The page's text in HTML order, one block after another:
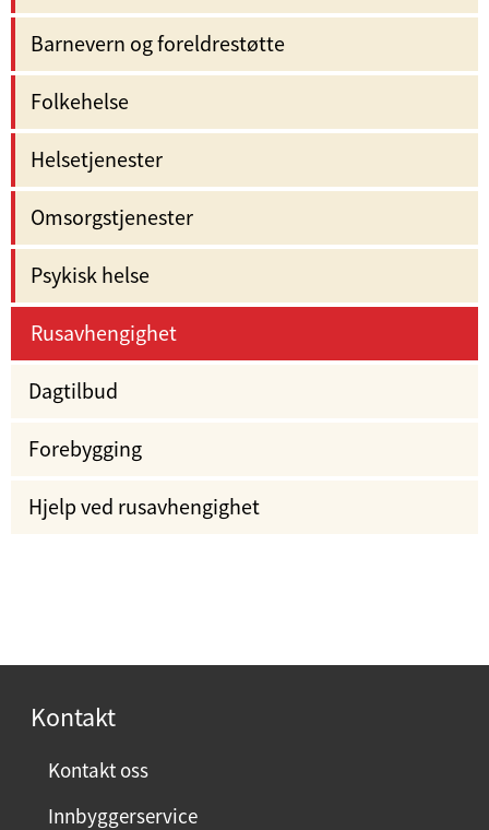
Barnevern og foreldrestøtte
Folkehelse
Helsetjenester
Omsorgstjenester
Psykisk helse
Rusavhengighet
Dagtilbud
Forebygging
Hjelp ved rusavhengighet
Kontakt
Kontakt oss
Innbyggerservice